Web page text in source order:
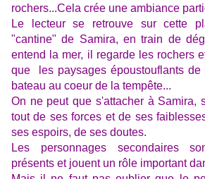
rochers...Cela crée une ambiance
Le lecteur se retrouve sur cette
"cantine" de Samira, en train de
entend la mer, il regarde les rochers
que les paysages époustouflants
bateau au coeur de la tempête...
On ne peut que s'attacher à Samira,
tout de ses forces et de ses
ses espoirs, de ses doutes.
Les personnages secondaires
présents et jouent un rôle important